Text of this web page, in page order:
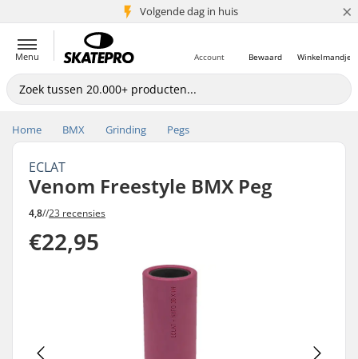
Volgende dag in huis
5+ mln. klanten ×
Menu Winkelmandje
Bewaard
Account
Home BMX Grinding Pegs
ECLAT
Venom Freestyle BMX Peg
4,8//23 recensies
€22,95